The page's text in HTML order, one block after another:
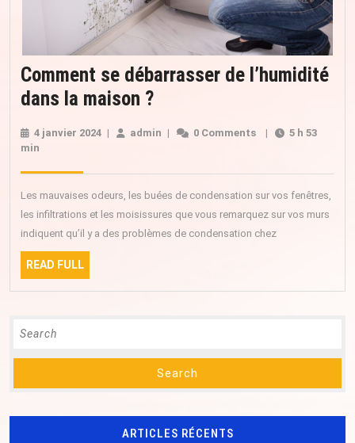
Comment se débarrasser de l’humidité
dans la maison ?Comment
débarrasser
de
l’humidité
dans
la
4 janvier 2024 4| admin admin
| 0 Comments |
5 h 53
min
Les mauvaises odeurs, les buées de condensation sur vos fenêtres,
les infiltrations et les moisissures que vous remarquez sur vos murs
indiquent qu’il y a des problèmes de condensation chez
READ FULLREAD
FULL
Search
ARTICLES RÉCENTS